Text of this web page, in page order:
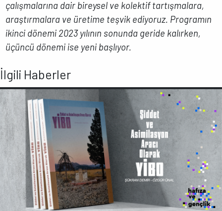
çalışmalarına dair bireysel ve kolektif tartışmalara,
araştırmalara ve üretime teşvik ediyoruz. Programın
ikinci dönemi 2023 yılının sonunda geride kalırken,
üçüncü dönemi ise yeni başlıyor.
İlgili Haberler